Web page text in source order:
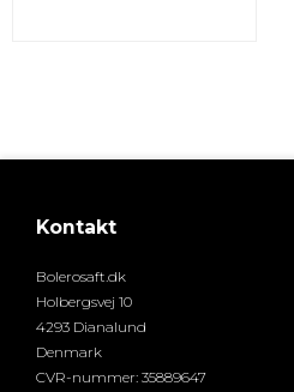
Kontakt
Bolerosaft.dk
Holbergsvej 10
4293 Dianalund
Denmark
CVR-nummer: 35889647